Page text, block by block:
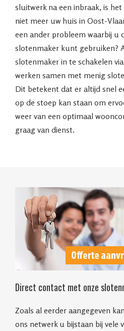
sluitwerk na een inbraak, is
niet meer uw huis in Oost-
een ander probleem waarbij u
slotenmaker kunt gebruiken?
slotenmaker in te schakelen
werken samen met menig
Dit betekent dat er altijd snel
op de stoep kan staan om
weer van een optimaal
graag van dienst.
Direct contact met onze
Zoals al eerder aangegeven
ons netwerk u bijstaan bij vele